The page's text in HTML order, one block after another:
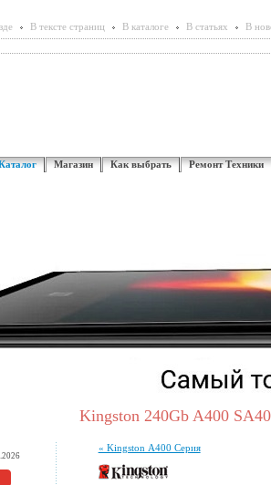
В тексте страниц В каталоге В статьях В
Магазин Как выбрать Ремонт Техники
Kingston 240Gb A400
« Kingston А400 Серия